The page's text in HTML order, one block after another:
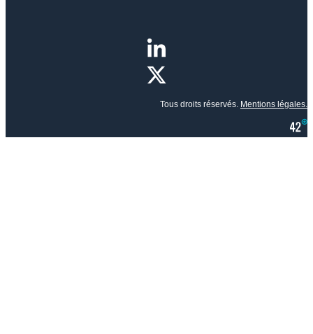
Tous droits réservés. Mentions légales.